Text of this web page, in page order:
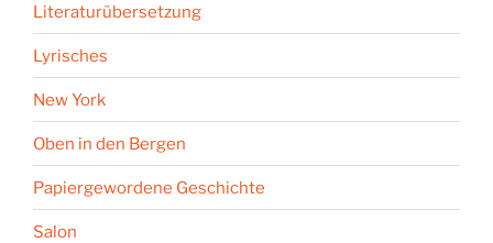
Literaturübersetzung
Lyrisches
New York
Oben in den Bergen
Papiergewordene Geschichte
Salon